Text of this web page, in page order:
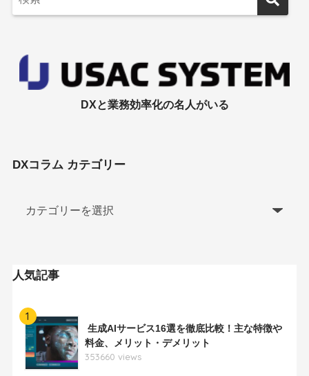
DXと業務効率化の名人がいる
DXコラム カテゴリー
人気記事
1
生成AIサービス16選を徹底比較！主な特徴や
料金、メリット・デメリット
353660 views